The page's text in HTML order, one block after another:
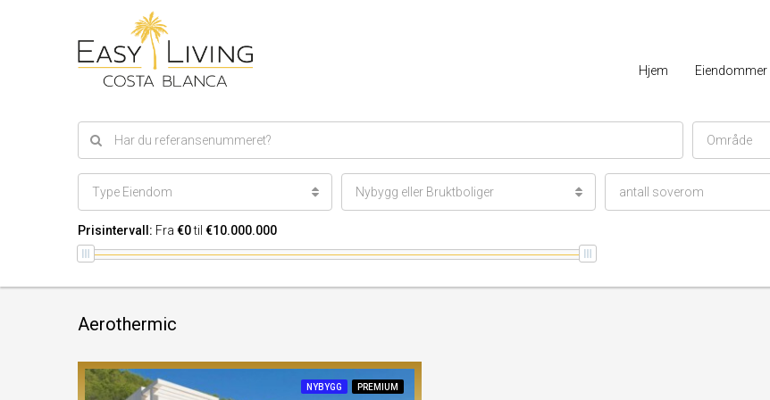
Hjem Eiendommer
Område
Type Eiendom Nybygg eller Bruktboliger antall soverom
Prisintervall: Fra €0til €10.000.000
Aerothermic
NYBYGG PREMIUM